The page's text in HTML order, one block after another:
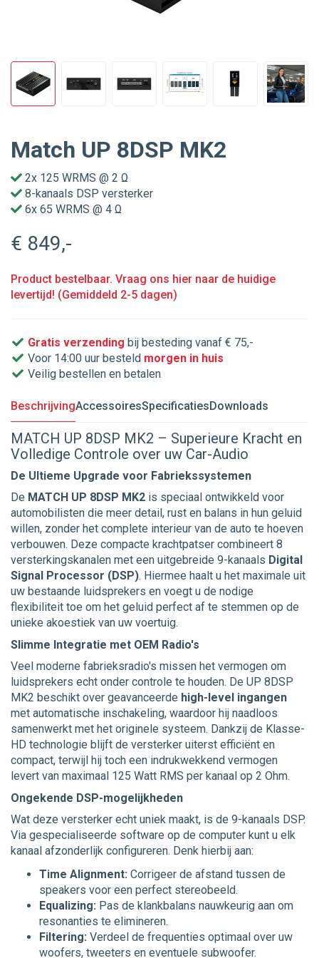
Match UP 8DSP MK2
2x 125 WRMS @ 2 Ω
8-kanaals DSP versterker
6x 65 WRMS @ 4 Ω
€ 849,-
Product bestelbaar. Vraag ons hier naar de huidige
levertijd! (Gemiddeld 2-5 dagen)
Gratis verzending bij besteding vanaf € 75,-
Voor 14:00 uur besteld morgen in huis
Veilig bestellen en betalen
BeschrijvingAccessoiresSpecificatiesDownloads
MATCH UP 8DSP MK2 – Superieure Kracht en
Volledige Controle over uw Car-Audio
De Ultieme Upgrade voor Fabriekssystemen
De MATCH UP 8DSP MK2 is speciaal ontwikkeld voor
automobilisten die meer detail, rust en balans in hun geluid
willen, zonder het complete interieur van de auto te hoeven
verbouwen. Deze compacte krachtpatser combineert 8
versterkingskanalen met een uitgebreide 9-kanaals Digital
Signal Processor (DSP). Hiermee haalt u het maximale uit
uw bestaande luidsprekers en voegt u de nodige
flexibiliteit toe om het geluid perfect af te stemmen op de
unieke akoestiek van uw voertuig.
Slimme Integratie met OEM Radio's
Veel moderne fabrieksradio's missen het vermogen om
luidsprekers echt onder controle te houden. De UP 8DSP
MK2 beschikt over geavanceerde high-level ingangen
met automatische inschakeling, waardoor hij naadloos
samenwerkt met het originele systeem. Dankzij de Klasse-
HD technologie blijft de versterker uiterst efficiënt en
compact, terwijl hij toch een indrukwekkend vermogen
levert van maximaal 125 Watt RMS per kanaal op 2 Ohm.
Ongekende DSP-mogelijkheden
Wat deze versterker echt uniek maakt, is de 9-kanaals DSP.
Via gespecialiseerde software op de computer kunt u elk
kanaal afzonderlijk configureren. Denk hierbij aan:
Time Alignment: Corrigeer de afstand tussen de
speakers voor een perfect stereobeeld.
Equalizing: Pas de klankbalans nauwkeurig aan om
resonanties te elimineren.
Filtering: Verdeel de frequenties optimaal over uw
woofers, tweeters en eventuele subwoofer.